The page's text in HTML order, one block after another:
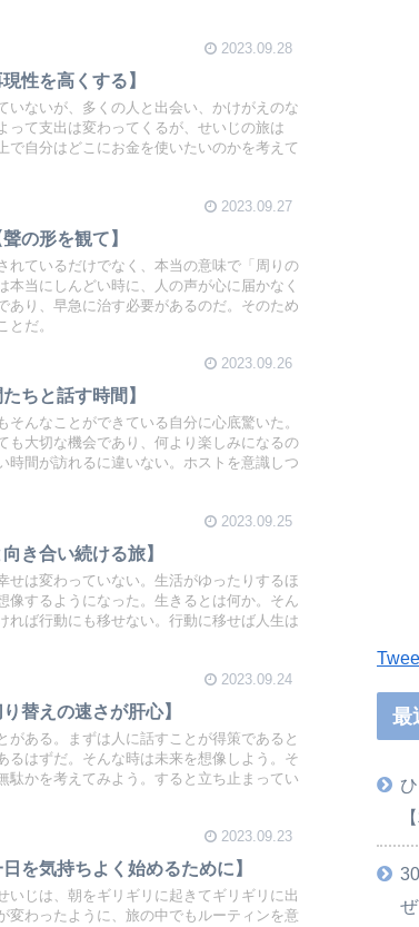
2023.09.28
性を高くする】
いないが、多くの人と出会い、かけがえのな
って支出は変わってくるが、せいじの旅は
で自分はどこにお金を使いたいのかを考えて
2023.09.27
の形を観て】
れているだけでなく、本当の意味で「周りの
当にしんどい時に、人の声が心に届かなく
あり、早急に治す必要があるのだ。そのため
だ。
2023.09.26
ちと話す時間】
んなことができている自分に心底驚いた。
も大切な機会であり、何より楽しみになるの
時間が訪れるに違いない。ホストを意識しつ
2023.09.25
き合い続ける旅】
せは変わっていない。生活がゆったりするほ
像するようになった。生きるとは何か。そん
れば行動にも移せない。行動に移せば人生は
2023.09.24
替えの速さが肝心】
ある。まずは人に話すことが得策であると
るはずだ。そんな時は未来を想像しよう。そ
駄かを考えてみよう。すると立ち止まってい
2023.09.23
を気持ちよく始めるために】
じは、朝をギリギリに起きてギリギリに出
変わったように、旅の中でもルーティンを意
最